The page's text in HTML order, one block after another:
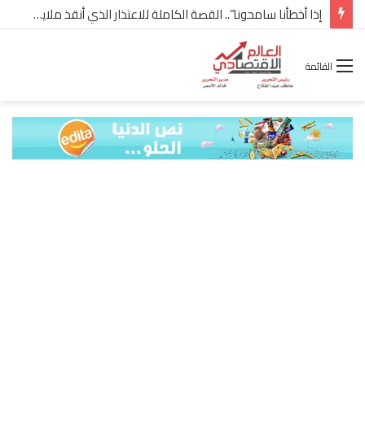
إذا أخطأنا سامحونا”.. القصة الكاملة للاعتذار الذي أنقذ ملايين “إعمار” في الساحل الشمالي
القائمة